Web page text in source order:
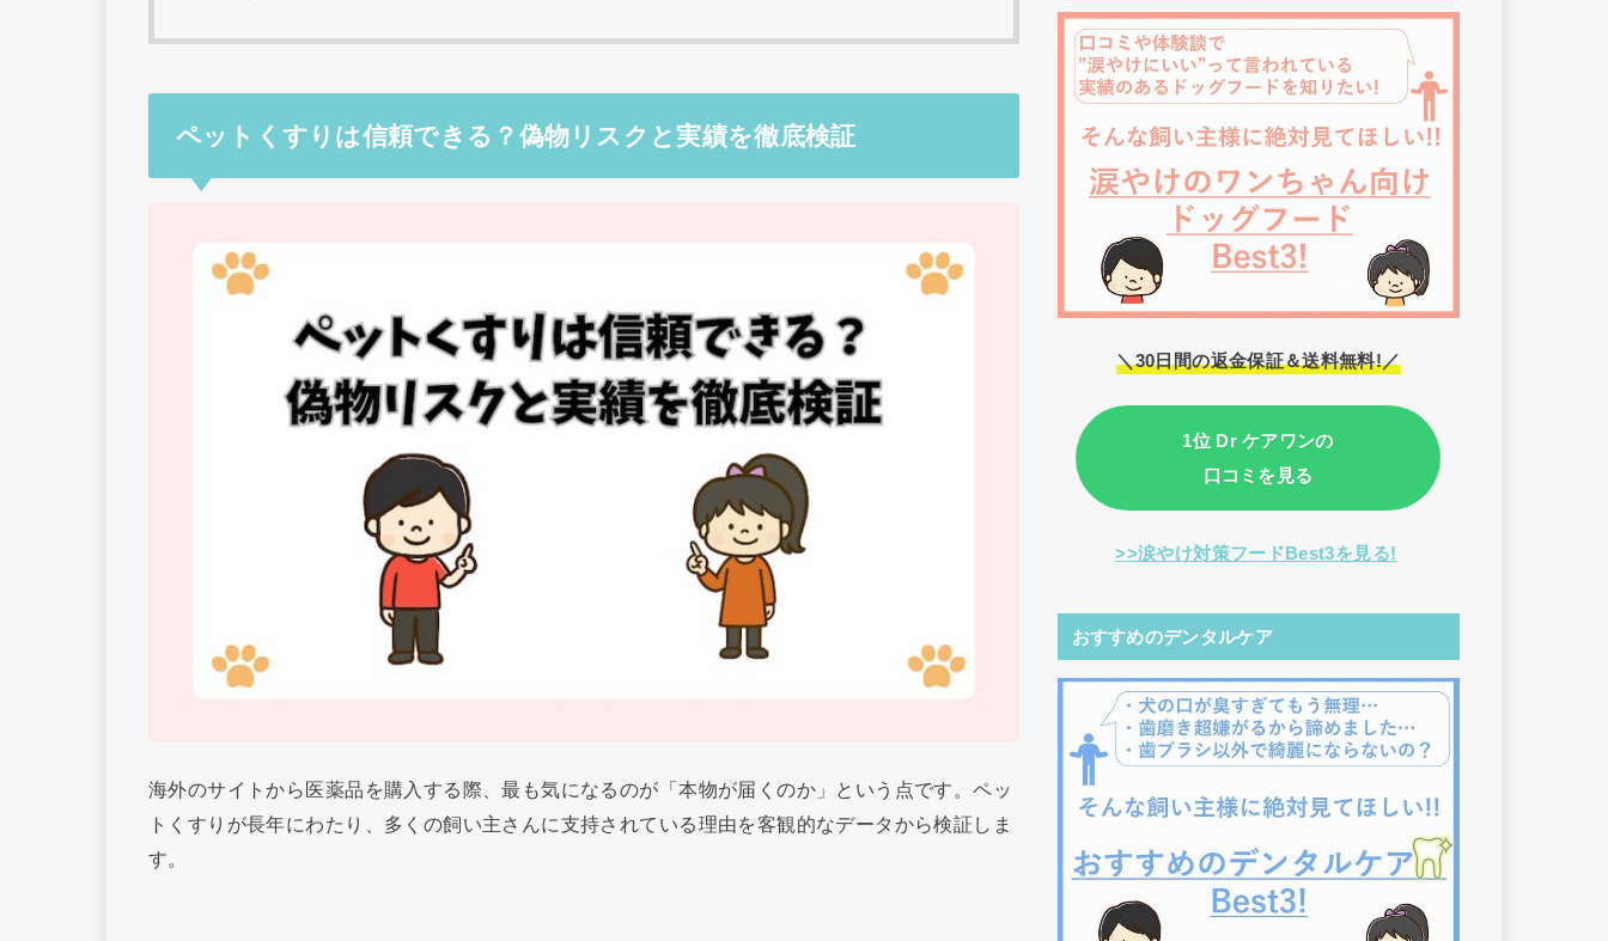
ペットくすりは信頼できる？偽物リスクと実績を徹底検証
海外のサイトから医薬品を購入する際、最も気になるのが「本物が届くのか」という点です。ペッ
トくすりが長年にわたり、多くの飼い主さんに支持されている理由を客観的なデータから検証しま
す。
＼30日間の返金保証＆送料無料!／
1位 Dr ケアワンの
口コミを見る
>>涙やけ対策フードBest3を見る!
おすすめのデンタルケア